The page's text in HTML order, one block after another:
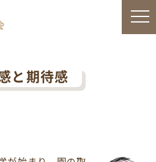
と期待感